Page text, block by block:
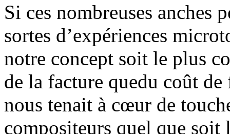
Si ces nombreuses anches
sortes d’expériences
notre concept soit le plus
de la facture quedu coût
nous tenait à cœur de
compositeurs quel que soit